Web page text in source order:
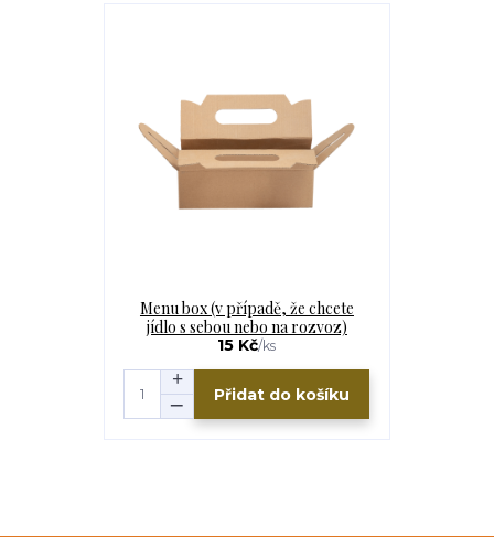
Menu box (v případě, že chcete
jídlo s sebou nebo na rozvoz)
15 Kč/ks
Přidat do košíku